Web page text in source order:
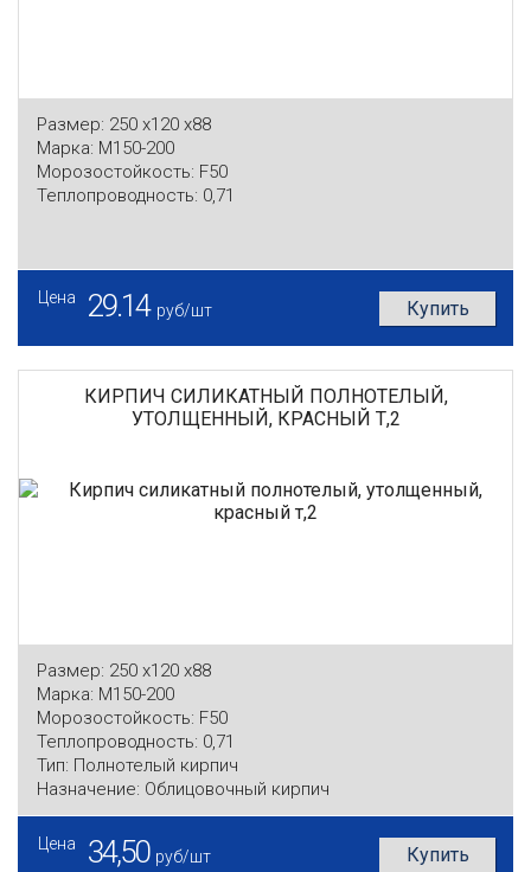
Размер: 250 x120 x88
Марка: М150-200
Морозостойкость: F50
Теплопроводность: 0,71
Цена 29.14 руб/шт Купить
КИРПИЧ СИЛИКАТНЫЙ ПОЛНОТЕЛЫЙ,
УТОЛЩЕННЫЙ, КРАСНЫЙ Т,2
Размер: 250 x120 x88
Марка: М150-200
Морозостойкость: F50
Теплопроводность: 0,71
Тип: Полнотелый кирпич
Назначение: Облицовочный кирпич
Цена 34,50 руб/шт Купить